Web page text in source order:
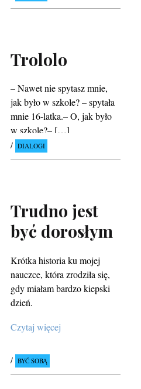
Trololo
– Nawet nie spytasz mnie,
jak było w szkole? – spytała
mnie 16-latka.– O, jak było
w szkole?– […]
DIALOGI
Trudno jest
być dorosłym
Krótka historia ku mojej
nauczce, która zrodziła się,
gdy miałam bardzo kiepski
dzień.
Czytaj więcej
BYĆ SOBĄ